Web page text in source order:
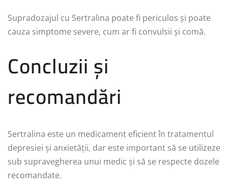
Supradozajul cu Sertralina poate fi periculos și poate
cauza simptome severe, cum ar fi convulsii și comă.
Concluzii și
recomandări
Sertralina este un medicament eficient în tratamentul
depresiei și anxietății, dar este important să se utilizeze
sub supravegherea unui medic și să se respecte dozele
recomandate.